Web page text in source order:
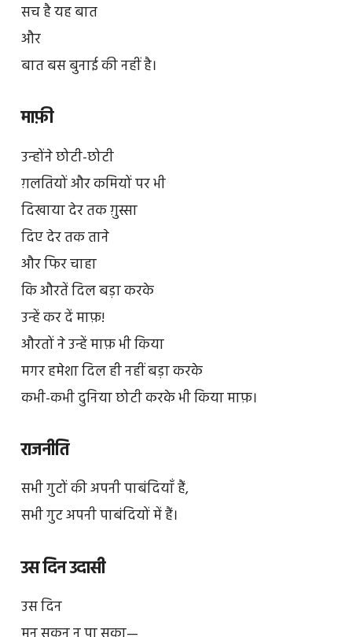
सच है यह बात
और
बात बस बुनाई की नहीं है।
माफ़ी
उन्होंने छोटी-छोटी
ग़लतियों और कमियों पर भी
दिखाया देर तक ग़ुस्सा
दिए देर तक ताने
और फिर चाहा
कि औरतें दिल बड़ा करके
उन्हें कर दें माफ़!
औरतों ने उन्हें माफ़ भी किया
मगर हमेशा दिल ही नहीं बड़ा करके
कभी-कभी दुनिया छोटी करके भी किया माफ़।
राजनीति
सभी गुटों की अपनी पाबंदियाँ हैं,
सभी गुट अपनी पाबंदियों में हैं।
उस दिन उदासी
उस दिन